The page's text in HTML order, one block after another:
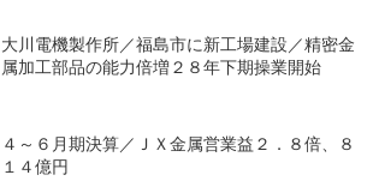
大川電機製作所／福島市に新工場建設／精密金
属加工部品の能力倍増２８年下期操業開始
４～６月期決算／ＪＸ金属営業益２．８倍、８
１４億円